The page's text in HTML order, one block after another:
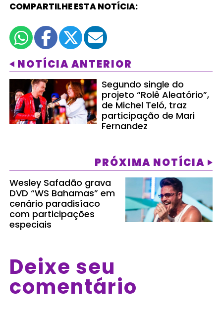
COMPARTILHE ESTA NOTÍCIA:
NOTÍCIA ANTERIOR
Segundo single do
projeto “Rolê Aleatório”,
de Michel Teló, traz
participação de Mari
Fernandez
PRÓXIMA NOTÍCIA
Wesley Safadão grava
DVD “WS Bahamas” em
cenário paradisíaco
com participações
especiais
Deixe seu
comentário